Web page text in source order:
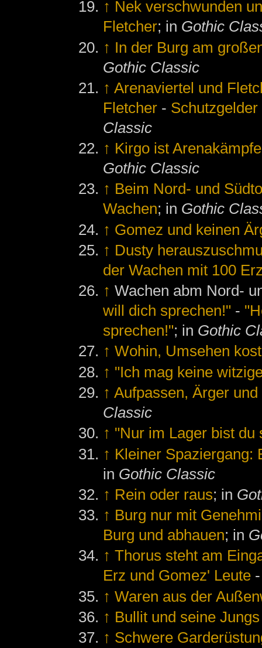
↑ Nek verschwunden
Fletcher; in Gothic
↑ In der Burg am
Gothic Classic
↑ Arenaviertel und
Fletcher -
Classic
↑ Kirgo ist
Gothic Classic
↑ Beim Nord- und
Wachen; in Gothic
↑ Gomez und keinen
↑ Dusty
der Wachen mit 100
↑ Wachen abm Nord-
will dich sprechen!" -
sprechen!"; in Gothic
↑ Wohin, Umsehen
↑ "Ich mag keine
↑ Aufpassen, Ärger
Classic
↑ "Nur im Lager bist du
↑ Kleiner Spaziergang:
in Gothic Classic
↑ Rein oder raus; in
↑ Burg nur mit
Burg und abhauen; in
↑ Thorus steht am
Erz und Gomez' Leute
↑ Waren aus der
↑ Bullit und seine Jungs
↑ Schwere